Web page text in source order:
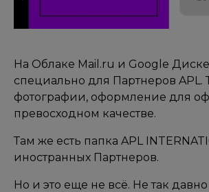
На Облаке Mail.ru и Google
специально для Партнеров
фотографии, оформление для
превосходном качестве.
Там же есть папка APL
иностранных Партнеров.
Но и это еще не всё. Не так